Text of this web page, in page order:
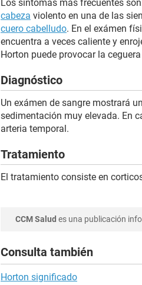
Los síntomas más frecuentes
cabeza violento en una de las
cuero cabelludo. En el exámen
encuentra a veces caliente y
Horton puede provocar la
Diagnóstico
Un exámen de sangre mostrará
sedimentación muy elevada. En
arteria temporal.
Tratamiento
El tratamiento consiste en
CCM Salud es una publicación
Consulta también
Horton significado